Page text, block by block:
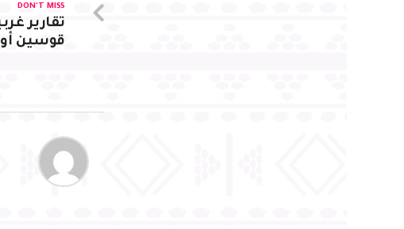
DON'T MISS
تقارير
قوسين